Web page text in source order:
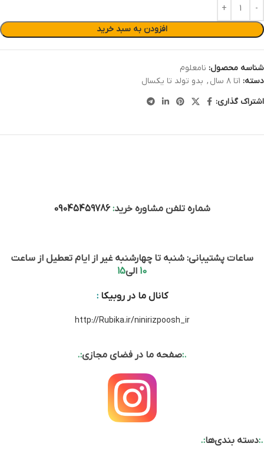
افزودن به سبد خرید
شناسه محصول: نامعلوم
دسته: ۱تا ۸ سال , بدو تولد تا یکسال
اشتراک گذاری:
شماره تلفن مشاوره خرید:
09045459786
ساعات پشتیبانی: شنبه تا چهارشنبه غیر از ایام تعطیل از ساعت
10 الی15
کانال ما در روبیکا:
http://Rubika.ir/ninirizpoosh_ir
.:صفحه ما در فضای مجازی:.
.:دسته بندی‌ها:.